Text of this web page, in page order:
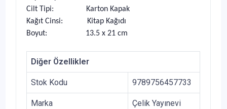
Cilt Tipi: Karton Kapak
Kağıt Cinsi: Kitap Kağıdı
Boyut: 13.5 x 21 cm
Diğer Özellikler
Stok Kodu 9789756457733
Marka Çelik Yayınevi